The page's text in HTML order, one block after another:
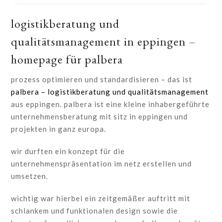
logistikberatung und
qualitätsmanagement in eppingen –
homepage für palbera
prozess optimieren und standardisieren – das ist
palbera – logistikberatung und qualitätsmanagement
aus eppingen. palbera ist eine kleine inhabergeführte
unternehmensberatung mit sitz in eppingen und
projekten in ganz europa.
wir durften ein konzept für die
unternehmenspräsentation im netz erstellen und
umsetzen.
wichtig war hierbei ein zeitgemäßer auftritt mit
schlankem und funktionalen design sowie die